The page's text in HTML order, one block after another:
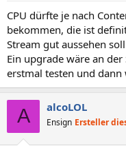
CPU dürfte je nach
bekommen, die ist
Stream gut aussehen
Ein upgrade wäre an
erstmal testen und dann
A alcoLOL
Ensign Ersteller